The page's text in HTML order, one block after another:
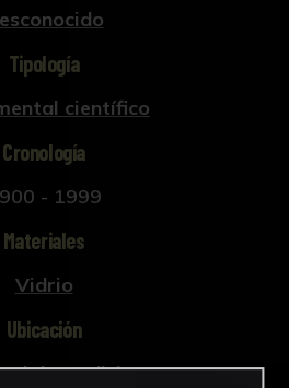
Tipología
científico
Cronología
- 1999
Materiales
Vidrio
Ubicación
de Medicina